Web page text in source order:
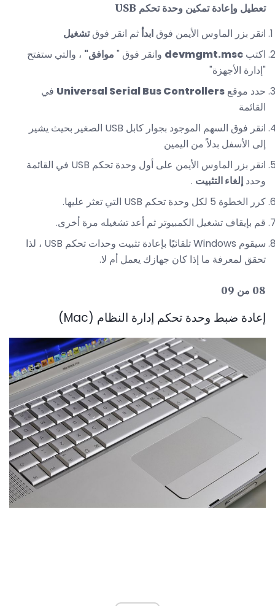
تعطيل وإعادة تمكين وحدة تحكم USB
انقر بزر الماوس الأيمن فوق ابدأ ثم انقر فوقتشغيل
اكتب devmgmt.msc وانقر فوق " موافق" ، والتي ستفتح
"إدارة الأجهزة"
حدد موقع Universal Serial Bus Controllers في
القائمة
انقر فوق السهم الموجود بجوار كابل USB الصغير بحيث يشير
إلى الأسفل بدلاً من اليمين
انقر بزر الماوس الأيمن على أول وحدة تحكم USB في القائمة
وحدد إلغاء التثبيت .
كرر الخطوة 5 لكل وحدة تحكم USB التي تعثر عليها.
قم بإيقاف تشغيل الكمبيوتر ثم أعد تشغيله مرة أخرى.
سيقوم Windows تلقائيًا بإعادة تثبيت وحدات تحكم USB ، لذا
تحقق لمعرفة ما إذا كان جهازك يعمل أم لا.
08 من 09
إعادة ضبط وحدة تحكم إدارة النظام (Mac)